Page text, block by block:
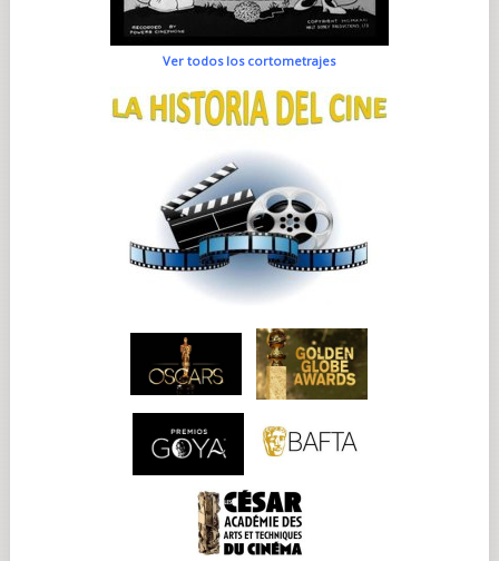
Ver todos los cortometrajes